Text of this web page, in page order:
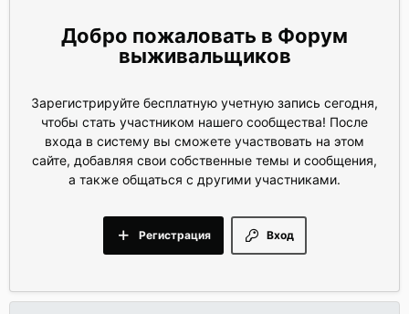
Форум
выживальщиков
Зарегистрируйте бесплатную учетную запись сегодня,
чтобы стать участником нашего сообщества! После
входа в систему вы сможете участвовать на этом
сайте, добавляя свои собственные темы и сообщения,
а также общаться с другими участниками.
Вход
Регистрация